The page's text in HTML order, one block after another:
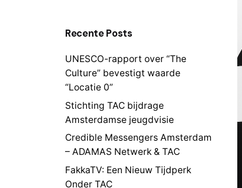
Recente Posts
UNESCO-rapport over “The
Culture” bevestigt waarde
“Locatie 0”
Stichting TAC bijdrage
Amsterdamse jeugdvisie
Credible Messengers Amsterdam
– ADAMAS Netwerk & TAC
FakkaTV: Een Nieuw Tijdperk
Onder TAC